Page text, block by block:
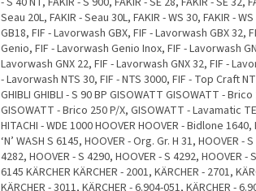
Seau 20L, FAKIR - Seau 30L, FAKIR - WS 30, FAKIR -
GB18, FIF - Lavorwash GBX, FIF - Lavorwash GBX 32,
Genio, FIF - Lavorwash Genio Inox, FIF - Lavorwash
Lavorwash GNX 22, FIF - Lavorwash GNX 32, FIF -
- Lavorwash NTS 30, FIF - NTS 3000, FIF - Top Craft
GHIBLI GHIBLI - S 90 BP GISOWATT GISOWATT -
GISOWATT - Brico 250 P/X, GISOWATT - Lavamatic
HITACHI - WDE 1000 HOOVER HOOVER - Bidlone
‘N’ WASH S 6145, HOOVER - Org. Gr. H 31, HOOVER -
4282, HOOVER - S 4290, HOOVER - S 4292, HOOVER -
6145 KÄRCHER KÄRCHER - 2001, KÄRCHER - 2701,
KÄRCHER - 3011, KÄRCHER - 6.904-051, KÄRCHER -